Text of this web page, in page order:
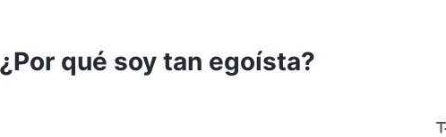
¿Por qué soy tan egoísta?